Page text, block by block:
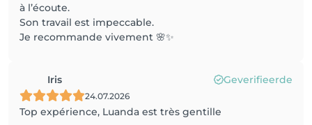
à l’écoute.
Son travail est impeccable.
Je recommande vivement 🌸✨
Iris Geverifieerde
24.07.2026
Top expérience, Luanda est très gentille